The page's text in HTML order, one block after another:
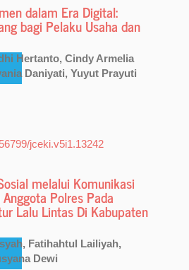
dalam Era Digital:
bagi Pelaku Usaha dan
Hertanto, Cindy Armelia
Daniyati, Yuyut Prayuti
jceki.v5i1.13242
melalui Komunikasi
Polres Pada
Lalu Lintas Di Kabupaten
Fatihahtul Lailiyah,
Dewi